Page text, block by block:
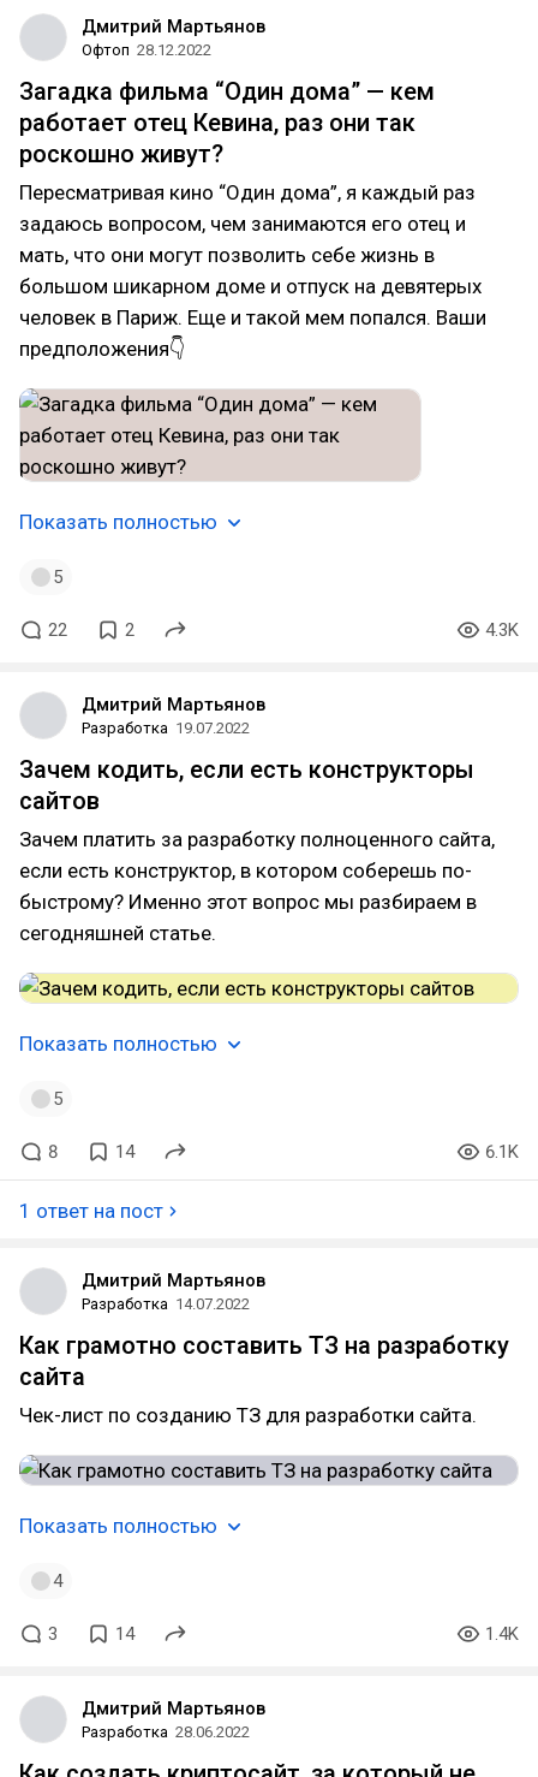
Дмитрий Мартьянов
Офтоп 28.12.2022
Загадка фильма “Один дома” — кем
работает отец Кевина, раз они так
роскошно живут?
Пересматривая кино “Один дома”, я каждый раз
задаюсь вопросом, чем занимаются его отец и
мать, что они могут позволить себе жизнь в
большом шикарном доме и отпуск на девятерых
человек в Париж. Еще и такой мем попался. Ваши
предположения👇
Показать полностью
5
22 2 4.3K
Дмитрий Мартьянов
Разработка 19.07.2022
Зачем кодить, если есть конструкторы
сайтов
Зачем платить за разработку полноценного сайта,
если есть конструктор, в котором соберешь по-
быстрому? Именно этот вопрос мы разбираем в
сегодняшней статье.
Показать полностью
5
8 14 6.1K
1 ответ на пост
Дмитрий Мартьянов
Разработка 14.07.2022
Как грамотно составить ТЗ на разработку
сайта
Чек-лист по созданию ТЗ для разработки сайта.
Показать полностью
4
3 14 1.4K
Дмитрий Мартьянов
Разработка 28.06.2022